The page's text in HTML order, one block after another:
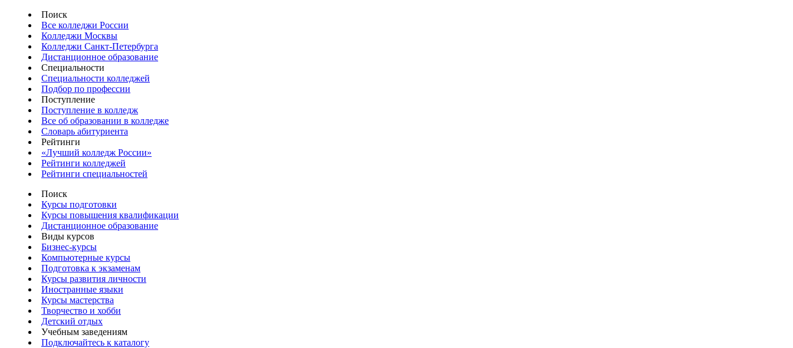
Поиск
Все колледжи России
Колледжи Москвы
Колледжи Санкт-Петербурга
Дистанционное образование
Специальности
Специальности колледжей
Подбор по профессии
Поступление
Поступление в колледж
Все об образовании в колледже
Словарь абитуриента
Рейтинги
«Лучший колледж России»
Рейтинги колледжей
Рейтинги специальностей
Поиск
Курсы подготовки
Курсы повышения квалификации
Дистанционное образование
Виды курсов
Бизнес-курсы
Компьютерные курсы
Подготовка к экзаменам
Курсы развития личности
Иностранные языки
Курсы мастерства
Творчество и хобби
Детский отдых
Учебным заведениям
Подключайтесь к каталогу